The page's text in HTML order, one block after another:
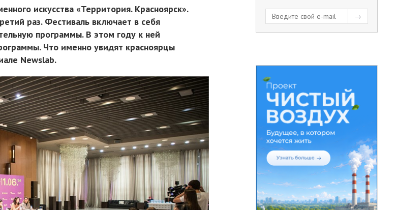
искусства «Территория. Красноярск».
раз. Фестиваль включает в себя
программы. В этом году к ней
Что именно увидят красноярцы
Newslab.